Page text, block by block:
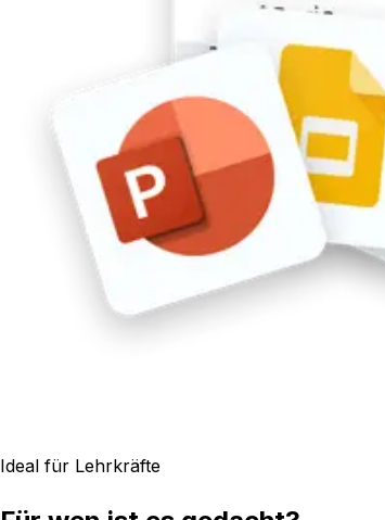
Ideal für Lehrkräfte